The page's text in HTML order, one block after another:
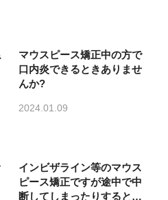
マウスピース矯正中の方で
口内炎できるときありませ
んか?
2024.01.09
インビザライン等のマウス
ピース矯正ですが途中で中
断してしまったりすると、